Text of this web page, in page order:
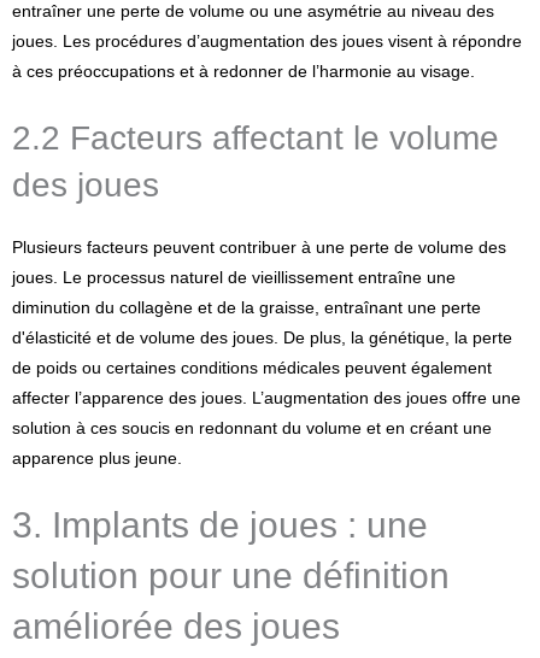
entraîner une perte de volume ou une asymétrie au niveau des
joues. Les procédures d’augmentation des joues visent à répondre
à ces préoccupations et à redonner de l’harmonie au visage.
2.2 Facteurs affectant le volume
des joues
Plusieurs facteurs peuvent contribuer à une perte de volume des
joues. Le processus naturel de vieillissement entraîne une
diminution du collagène et de la graisse, entraînant une perte
d'élasticité et de volume des joues. De plus, la génétique, la perte
de poids ou certaines conditions médicales peuvent également
affecter l’apparence des joues. L’augmentation des joues offre une
solution à ces soucis en redonnant du volume et en créant une
apparence plus jeune.
3. Implants de joues : une
solution pour une définition
améliorée des joues